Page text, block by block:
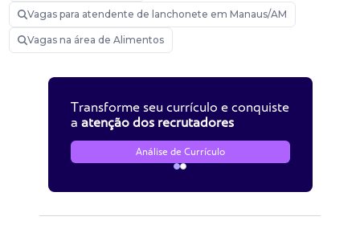
Vagas para atendente de lanchonete em Manaus/AM
Vagas na área de Alimentos
Transforme seu currículo e conquiste
a atenção dos recrutadores
Análise de Currículo